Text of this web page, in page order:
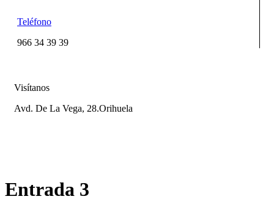
Teléfono
966 34 39 39
Visítanos
Avd. De La Vega, 28.Orihuela
Entrada 3